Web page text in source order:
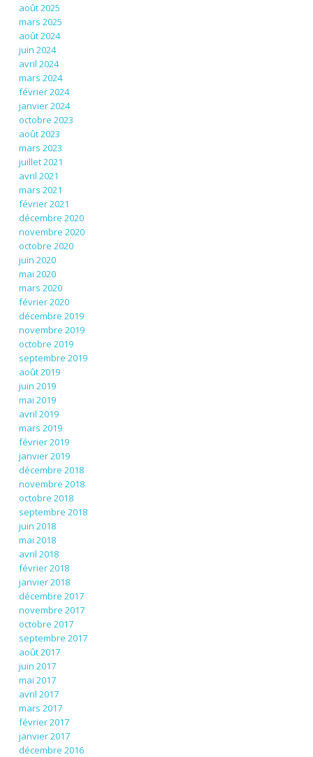
août 2025
mars 2025
août 2024
juin 2024
avril 2024
mars 2024
février 2024
janvier 2024
octobre 2023
août 2023
mars 2023
juillet 2021
avril 2021
mars 2021
février 2021
décembre 2020
novembre 2020
octobre 2020
juin 2020
mai 2020
mars 2020
février 2020
décembre 2019
novembre 2019
octobre 2019
septembre 2019
août 2019
juin 2019
mai 2019
avril 2019
mars 2019
février 2019
janvier 2019
décembre 2018
novembre 2018
octobre 2018
septembre 2018
juin 2018
mai 2018
avril 2018
février 2018
janvier 2018
décembre 2017
novembre 2017
octobre 2017
septembre 2017
août 2017
juin 2017
mai 2017
avril 2017
mars 2017
février 2017
janvier 2017
décembre 2016